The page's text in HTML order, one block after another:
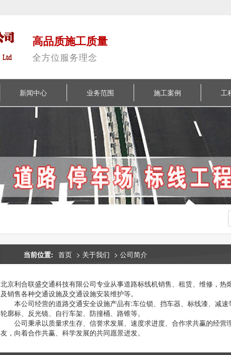
高品质施工质量
全方位服务理念
新闻中心 业务范围 施工案例 工
当前位置: 首页 > 关于我们 > 公司简介
北京利合联盛交通科技有限公司专业从事道路标线机销售、租赁、维修，
及销售各种交通设施及交通设施安装维护等。
本公司经营的道路交通安全设施产品有:车位锁、挡车器、标线漆、减速
轮廓标、反光镜、自行车架、防撞桶、路锥等。
公司秉承以质量求生存、信誉求发展、速度求进度、合作求共赢的经营
友，向着合作共赢、科学发展的共同愿景进发。